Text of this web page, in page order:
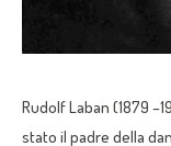
Rudolf Laban (1879
stato il padre della